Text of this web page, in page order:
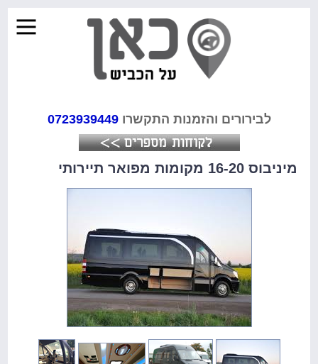
לבירורים והזמנות התקשרו0723939449
מיניבוס 16-20 מקומות מפואר תיירותי